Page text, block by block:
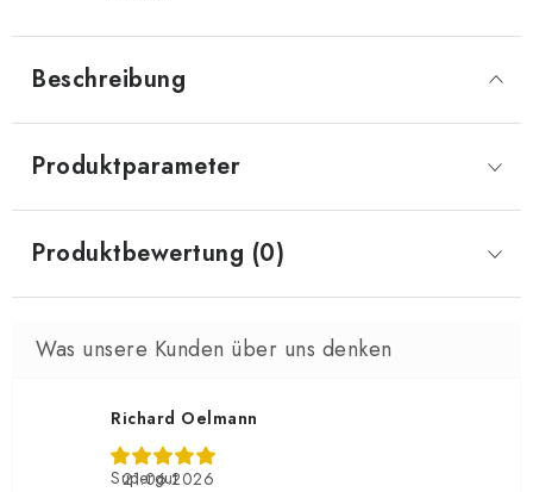
Beschreibung
Produktparameter
Produktbewertung (0)
Richard Oelmann
21.06.2026
Supergut